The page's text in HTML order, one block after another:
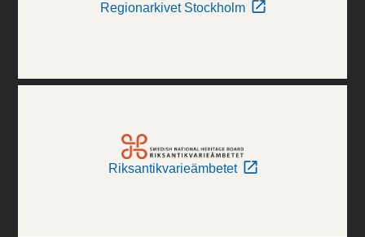
Regionarkivet Stockholm
Riksantikvarieämbetet